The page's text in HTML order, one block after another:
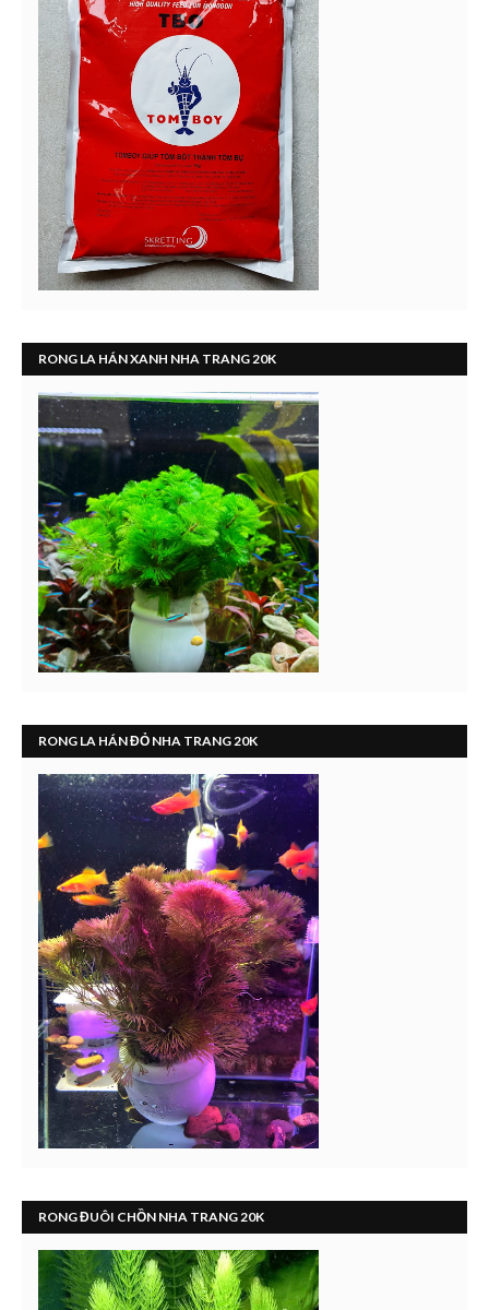
RONG LA HÁN XANH NHA TRANG 20K
RONG LA HÁN ĐỎ NHA TRANG 20K
RONG ĐUÔI CHỒN NHA TRANG 20K